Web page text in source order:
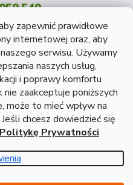
zapewnić prawidłowe
internetowej oraz, aby
serwisu. Używamy
naszych usług,
i poprawy komfortu
zaakceptuje poniższych
może to mieć wpływ na
chcesz dowiedzieć się
Politykę Prywatności
549
15 godź.
Shoptet